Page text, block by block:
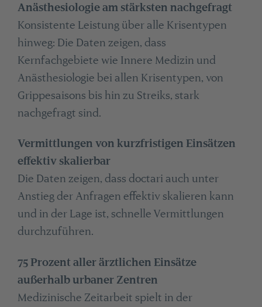
Anästhesiologie am stärksten nachgefragt
Konsistente Leistung über alle Krisentypen
hinweg: Die Daten zeigen, dass
Kernfachgebiete wie Innere Medizin und
Anästhesiologie bei allen Krisentypen, von
Grippesaisons bis hin zu Streiks, stark
nachgefragt sind.
Vermittlungen von kurzfristigen Einsätzen
effektiv skalierbar
Die Daten zeigen, dass doctari auch unter
Anstieg der Anfragen effektiv skalieren kann
und in der Lage ist, schnelle Vermittlungen
durchzuführen.
75 Prozent aller ärztlichen Einsätze
außerhalb urbaner Zentren
Medizinische Zeitarbeit spielt in der